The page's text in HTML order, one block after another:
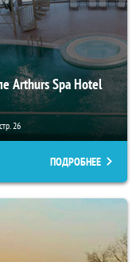
Arthurs Spa Hotel
26
ПОДРОБНЕЕ